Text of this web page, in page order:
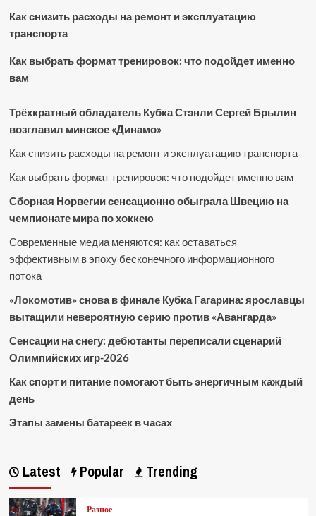
Как снизить расходы на ремонт и эксплуатацию
транспорта
Как выбрать формат тренировок: что подойдет именно
вам
Трёхкратный обладатель Кубка Стэнли Сергей Брылин
возглавил минское «Динамо»
Как снизить расходы на ремонт и эксплуатацию транспорта
Как выбрать формат тренировок: что подойдет именно вам
Сборная Норвегии сенсационно обыграла Швецию на
чемпионате мира по хоккею
Современные медиа меняются: как оставаться
эффективным в эпоху бесконечного информационного
потока
«Локомотив» снова в финале Кубка Гагарина: ярославцы
вытащили невероятную серию против «Авангарда»
Сенсации на снегу: дебютанты переписали сценарий
Олимпийских игр-2026
Как спорт и питание помогают быть энергичным каждый
день
Этапы замены батареек в часах
Latest Popular Trending
Разное